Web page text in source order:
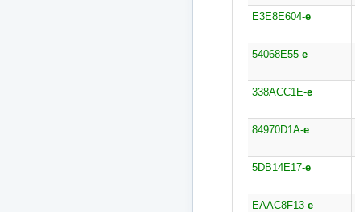
E3E8E604-e
54068E55-e
338ACC1E-e
84970D1A-e
5DB14E17-e
EAAC8F13-e